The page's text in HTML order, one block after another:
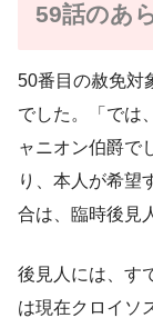
59話のあ
50番目の赦免対
でした。「では
ャニオン伯爵で
り、本人が希望
合は、臨時後見
後見人には、す
は現在クロイソ